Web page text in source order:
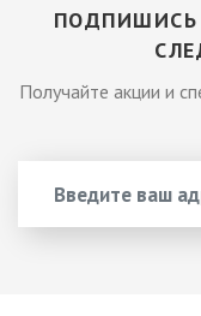
ПОДПИШИСЬ
Получайте акции и